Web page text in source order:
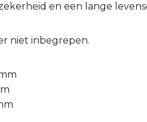
en een lange
niet inbegrepen.